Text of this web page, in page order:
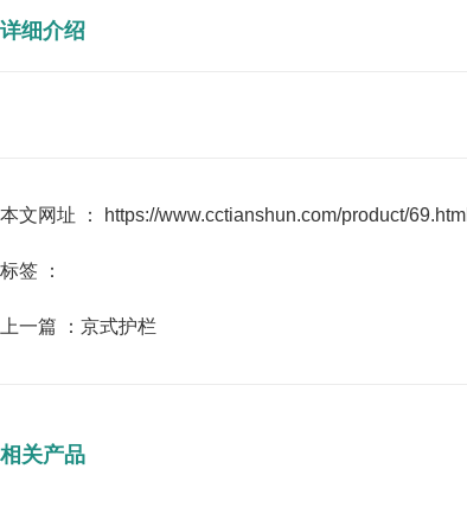
详细介绍
本文网址 ： https://www.cctianshun.com/product/69.html
标签 ：
上一篇 ： 京式护栏
相关产品